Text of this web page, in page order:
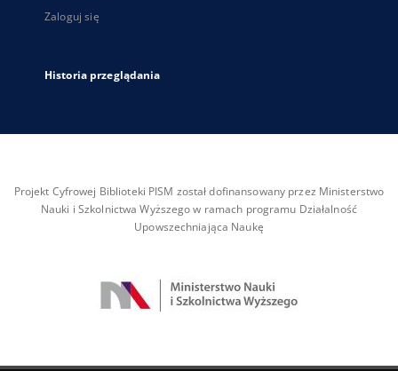
Zaloguj się
Historia przeglądania
Projekt Cyfrowej Biblioteki PISM został dofinansowany przez Ministerstwo
Nauki i Szkolnictwa Wyższego w ramach programu Działalność
Upowszechniająca Naukę